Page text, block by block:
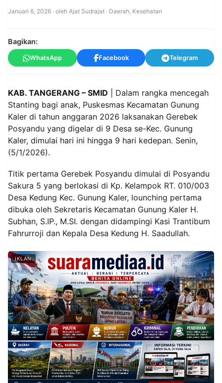
Januari 6, 2026 · oleh Ajat Sudrajat · Daerah, Kesehatan
Bagikan:
WhatsApp Facebook Telegram
KAB. TANGERANG – SMID | Dalam rangka mencegah
Stanting bagi anak, Puskesmas Kecamatan Gunung
Kaler di tahun anggaran 2026 laksanakan Gerebek
Posyandu yang digelar di 9 Desa se-Kec. Gunung
Kaler, dimulai hari ini hingga 9 hari kedepan. Senin,
(5/1/2026).
Titik pertama Gerebek Posyandu dimulai di Posyandu
Sakura 5 yang berlokasi di Kp. Kelampok RT. 010/003
Desa Kedung Kec. Gunung Kaler, lounching pertama
dibuka oleh Sekretaris Kecamatan Gunung Kaler H.
Subhan, S.IP., M.SI. dengan didampingi Kasi Trantibum
Fahrurroji dan Kepala Desa Kedung H. Saadullah.
IKLAN